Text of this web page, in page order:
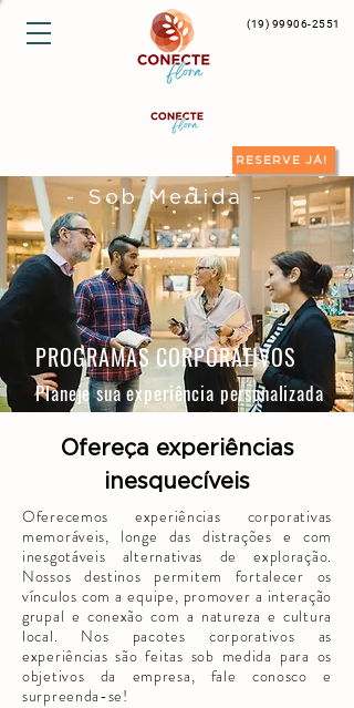
(19) 99906-2551
RESERVE JÁ!
- Sob Medida -
PROGRAMAS CORPORATIVOS
Planeje sua experiência personalizada
Ofereça experiências
inesquecíveis
Oferecemos experiências corporativas
memoráveis, longe das distrações e com
inesgotáveis alternativas de exploração.
Nossos destinos permitem fortalecer os
vínculos com a equipe, promover a interação
grupal e conexão com a natureza e cultura
local. Nos pacotes corporativos as
experiências são feitas sob medida para os
objetivos da empresa, fale conosco e
surpreenda-se!